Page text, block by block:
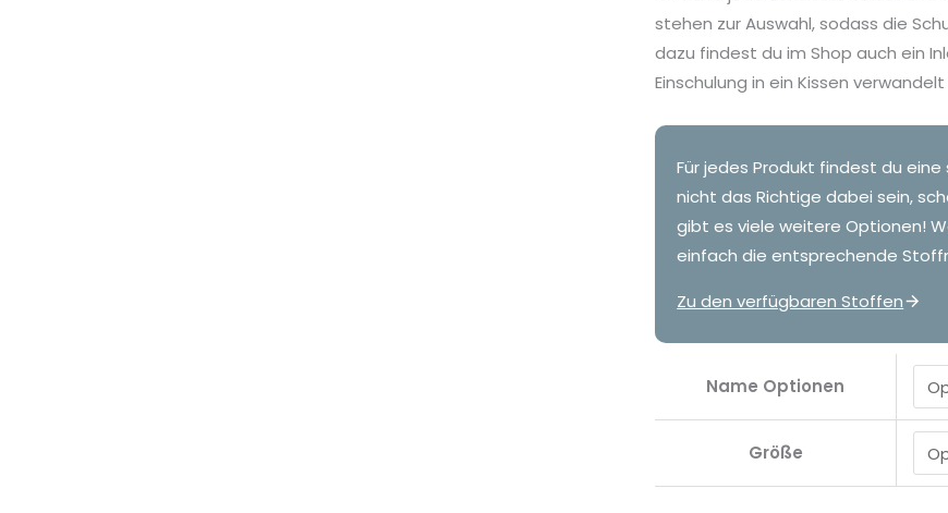
stehen zur Auswahl, sodass die
dazu findest du im Shop auch ein
Einschulung in ein Kissen
Für jedes Produkt findest du
nicht das Richtige dabei sein,
gibt es viele weitere Optionen!
einfach die entsprechende
Zu den verfügbaren Stoffen
Name Optionen
Größe